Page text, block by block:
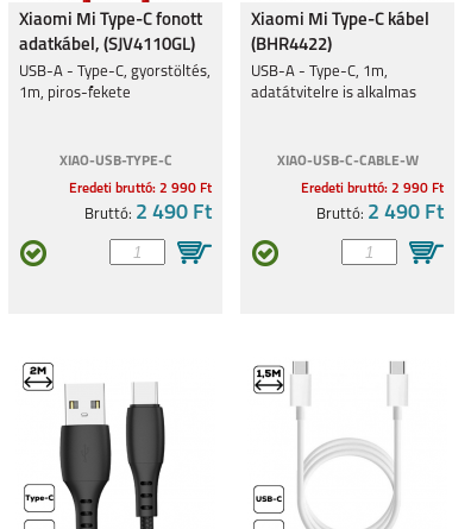
Xiaomi Mi Type-C fonott
adatkábel, (SJV4110GL)
USB-A - Type-C, gyorstöltés,
1m, piros-fekete
XIAO-USB-TYPE-C
Eredeti bruttó: 2 990 Ft
Bruttó: 2 490 Ft
Xiaomi Mi Type-C kábel
(BHR4422)
USB-A - Type-C, 1m,
adatátvitelre is alkalmas
XIAO-USB-C-CABLE-W
Eredeti bruttó: 2 990 Ft
Bruttó: 2 490 Ft